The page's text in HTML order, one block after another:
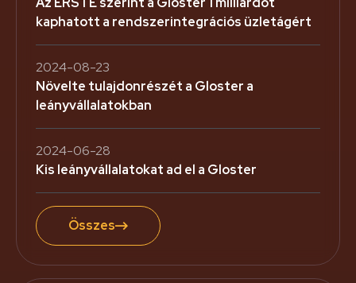
kaphatott a rendszerintegrációs üzletágért
2024-08-23
Növelte tulajdonrészét a Gloster a
leányvállalatokban
2024-06-28
Kis leányvállalatokat ad el a Gloster
Összes